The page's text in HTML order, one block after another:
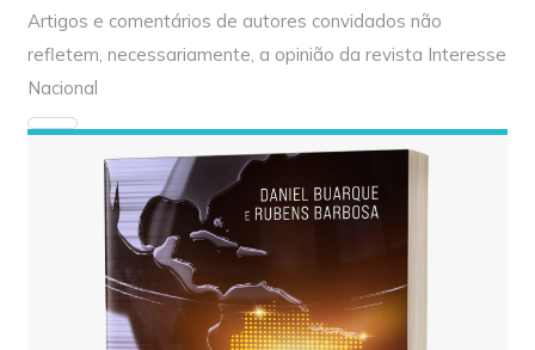
Artigos e comentários de autores convidados não
refletem, necessariamente, a opinião da revista Interesse
Nacional